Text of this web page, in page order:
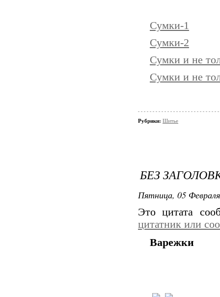
Сумки-1
Сумки-2
Сумки и не
Сумки и не
Рубрики: Шитье
БЕЗ
Пятница, 05
Это цитата
цитатник или
Варежки